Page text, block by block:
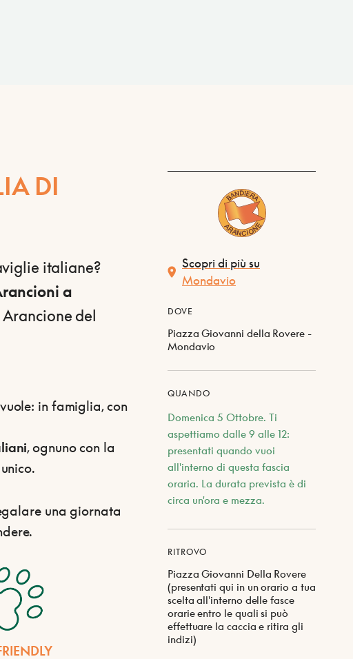
DI
italiane?
a
del
in famiglia, con
, ognuno con la
una giornata
Scopri di più su
Mondavio
DOVE
Piazza Giovanni della Rovere -
Mondavio
QUANDO
Domenica 5 Ottobre. Ti
aspettiamo dalle 9 alle 12:
presentati quando vuoi
all'interno di questa fascia
oraria. La durata prevista è di
circa un'ora e mezza.
RITROVO
Piazza Giovanni Della Rovere
(presentati qui in un orario a tua
scelta all'interno delle fasce
orarie entro le quali si può
effettuare la caccia e ritira gli
indizi)